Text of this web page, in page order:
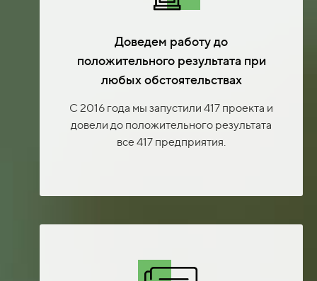
Доведем работу до
положительного результата при
любых обстоятельствах
С 2016 года мы запустили 417 проекта и
довели до положительного результата
все 417 предприятия.